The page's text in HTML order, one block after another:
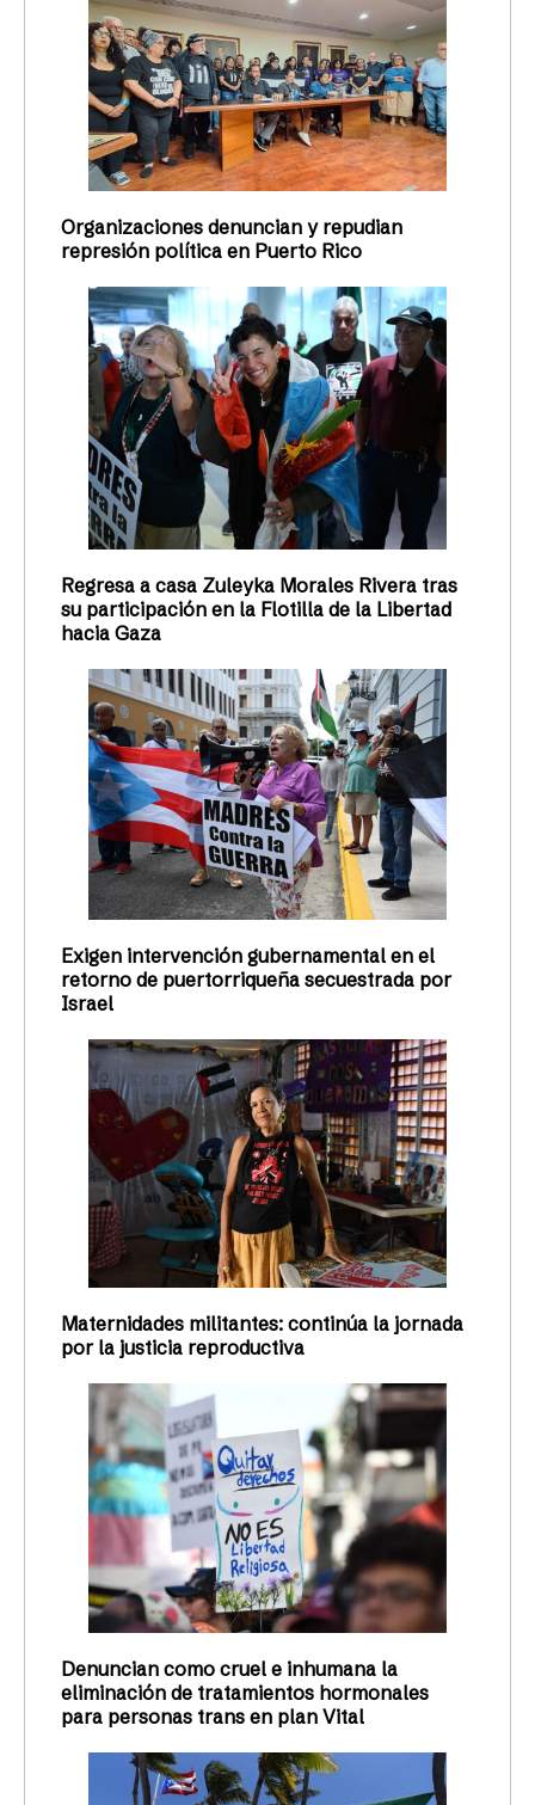
Organizaciones denuncian y repudian
represión política en Puerto Rico
Regresa a casa Zuleyka Morales Rivera tras
su participación en la Flotilla de la Libertad
hacia Gaza
Exigen intervención gubernamental en el
retorno de puertorriqueña secuestrada por
Israel
Maternidades militantes: continúa la jornada
por la justicia reproductiva
Denuncian como cruel e inhumana la
eliminación de tratamientos hormonales
para personas trans en plan Vital